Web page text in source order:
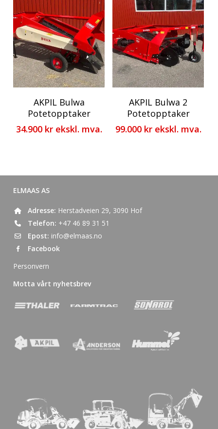
AKPIL Bulwa
Potetopptaker
34.900 kr ekskl. mva.
AKPIL Bulwa 2
Potetopptaker
99.000 kr ekskl. mva.
ELMAAS AS
Adresse: Herstadveien 29, 3090 Hof
Telefon: +47 46 89 31 51
Epost: info@elmaas.no
Facebook
Personvern
Motta vårt nyhetsbrev